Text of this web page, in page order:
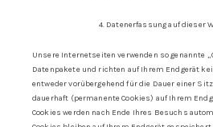
4. Datenerfassung auf dieser
Unsere Internetseiten verwenden so genannte
Datenpakete und richten auf Ihrem Endgerät
entweder vorübergehend für die Dauer einer
dauerhaft (permanente Cookies) auf Ihrem
Cookies werden nach Ende Ihres Besuchs